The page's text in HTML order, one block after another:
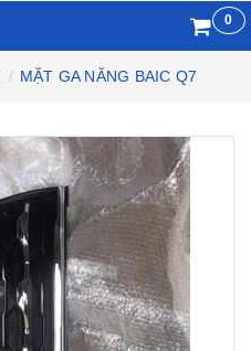
0
MẶT GA NĂNG BAIC Q7